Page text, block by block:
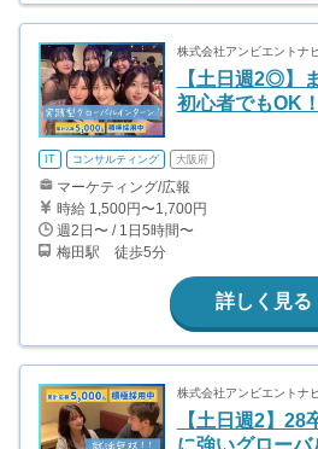
株式会社アンビエントナ
【土日週2◎】
初心者でもOK
IT コンサルティング 大阪府
マーケティング/広報
時給 1,500円〜1,700円
週2日〜 / 1日5時間〜
梅田駅 徒歩5分
詳しく見る
株式会社アンビエントナ
【土日週2】28